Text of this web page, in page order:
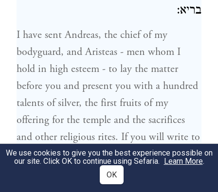
בריא:
I have sent Andreas, the chief of my
bodyguard, and Aristeas - men whom I
hold in high esteem - to lay the matter
before you and present you with a hundred
talents of silver, the first fruits of my
offering for the temple and the sacrifices
and other religious rites. If you will write to
me concerning your wishes in these
matters, you will confer a great favour upon
me and afford me a new pledge of
We use cookies to give you the best experience possible on
our site. Click OK to continue using Sefaria. Learn More.
OK